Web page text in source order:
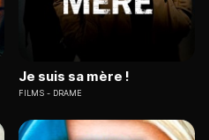
Je suis sa mère !
FILMS DRAME